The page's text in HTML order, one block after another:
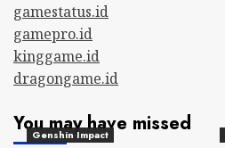
gamestatus.id
gamepro.id
kinggame.id
dragongame.id
You may have missed
Genshin Impact